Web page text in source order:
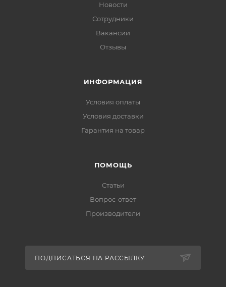
Новости
Сотрудники
Вакансии
Отзывы
ИНФОРМАЦИЯ
Условия оплаты
Условия доставки
Гарантия на товар
ПОМОЩЬ
Статьи
Вопрос-ответ
Производители
ПОДПИСАТЬСЯ НА РАССЫЛКУ